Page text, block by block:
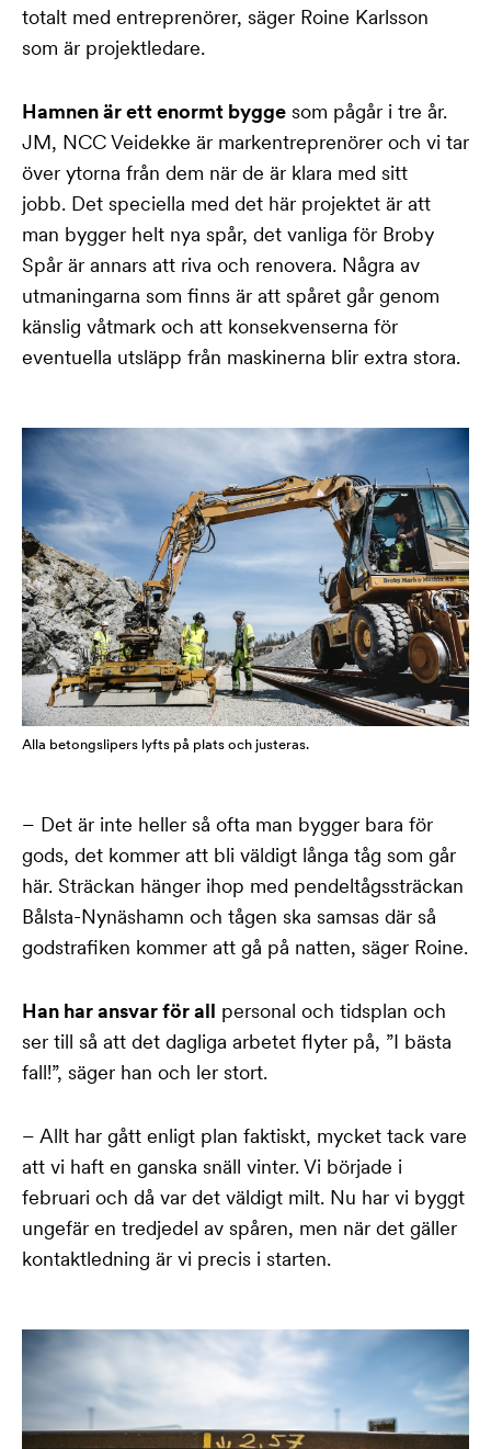
totalt med entreprenörer, säger Roine Karlsson
som är projektledare.
Hamnen är ett enormt bygge som pågår i tre år.
JM, NCC Veidekke är markentreprenörer och vi tar
över ytorna från dem när de är klara med sitt
jobb. Det speciella med det här projektet är att
man bygger helt nya spår, det vanliga för Broby
Spår är annars att riva och renovera. Några av
utmaningarna som finns är att spåret går genom
känslig våtmark och att konsekvenserna för
eventuella utsläpp från maskinerna blir extra stora.
Alla betongslipers lyfts på plats och justeras.
– Det är inte heller så ofta man bygger bara för
gods, det kommer att bli väldigt långa tåg som går
här. Sträckan hänger ihop med pendeltågssträckan
Bålsta-Nynäshamn och tågen ska samsas där så
godstrafiken kommer att gå på natten, säger Roine.
Han har ansvar för all personal och tidsplan och
ser till så att det dagliga arbetet flyter på, ”I bästa
fall!”, säger han och ler stort.
– Allt har gått enligt plan faktiskt, mycket tack vare
att vi haft en ganska snäll vinter. Vi började i
februari och då var det väldigt milt. Nu har vi byggt
ungefär en tredjedel av spåren, men när det gäller
kontaktledning är vi precis i starten.